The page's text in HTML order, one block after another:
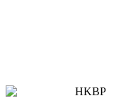
HKBP